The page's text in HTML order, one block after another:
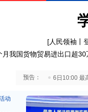
[人民领袖丨
月我国货物贸易进出口超30
新闻发布会 6日10:00 最
动